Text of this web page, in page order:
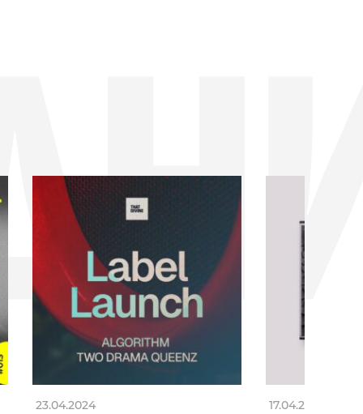
23.04.2024 17.04.2024